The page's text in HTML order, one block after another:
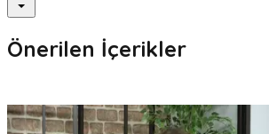
Önerilen İçerikler